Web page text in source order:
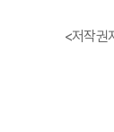
<저작권